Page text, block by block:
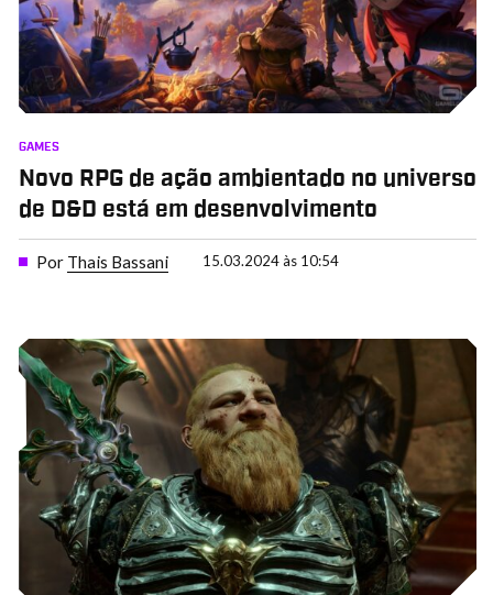
GAMES
Novo RPG de ação ambientado no universo
de D&D está em desenvolvimento
Por Thais Bassani 15.03.2024 às 10:54